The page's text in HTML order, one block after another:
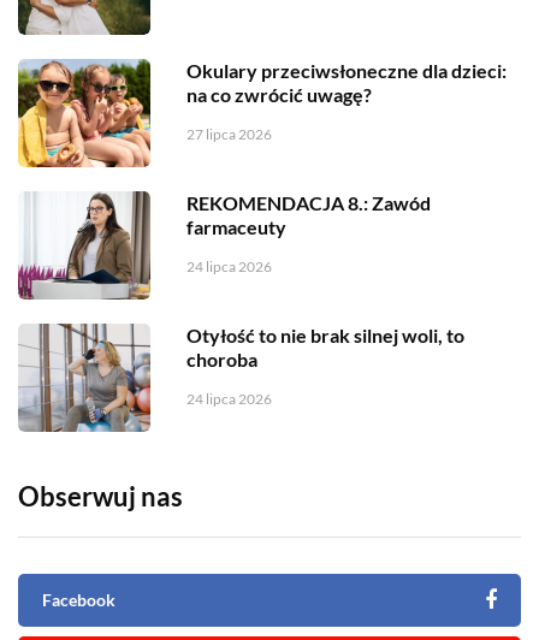
Okulary przeciwsłoneczne dla dzieci:
na co zwrócić uwagę?
27 lipca 2026
REKOMENDACJA 8.: Zawód
farmaceuty
24 lipca 2026
Otyłość to nie brak silnej woli, to
choroba
24 lipca 2026
Obserwuj nas
Facebook